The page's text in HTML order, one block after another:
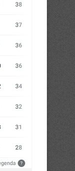
38
37
36
36
34
32
31
28
?